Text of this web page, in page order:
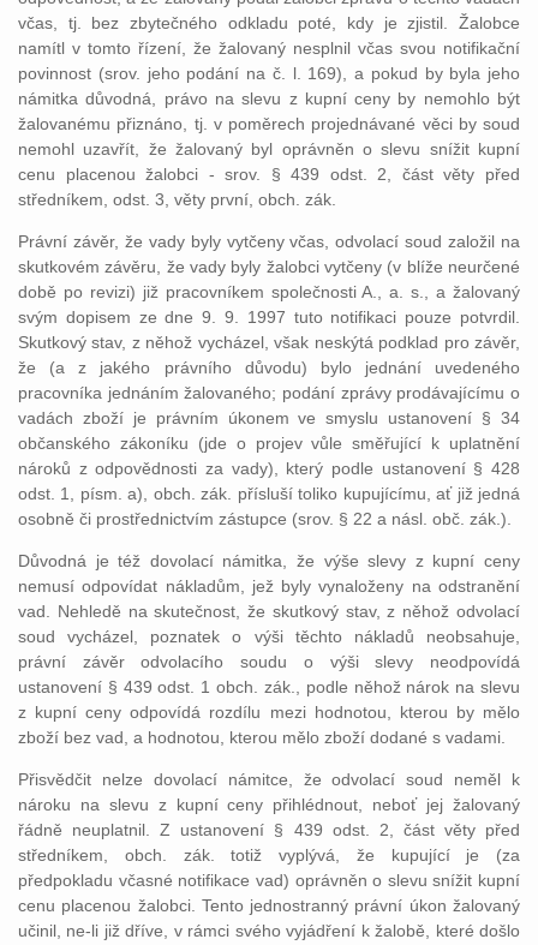
včas, tj. bez zbytečného odkladu poté, kdy je zjistil. Žalobce
namítl v tomto řízení, že žalovaný nesplnil včas svou notifikační
povinnost (srov. jeho podání na č. l. 169), a pokud by byla jeho
námitka důvodná, právo na slevu z kupní ceny by nemohlo být
žalovanému přiznáno, tj. v poměrech projednávané věci by soud
nemohl uzavřít, že žalovaný byl oprávněn o slevu snížit kupní
cenu placenou žalobci - srov. § 439 odst. 2, část věty před
středníkem, odst. 3, věty první, obch. zák.
Právní závěr, že vady byly vytčeny včas, odvolací soud založil na
skutkovém závěru, že vady byly žalobci vytčeny (v blíže neurčené
době po revizi) již pracovníkem společnosti A., a. s., a žalovaný
svým dopisem ze dne 9. 9. 1997 tuto notifikaci pouze potvrdil.
Skutkový stav, z něhož vycházel, však neskýtá podklad pro závěr,
že (a z jakého právního důvodu) bylo jednání uvedeného
pracovníka jednáním žalovaného; podání zprávy prodávajícímu o
vadách zboží je právním úkonem ve smyslu ustanovení § 34
občanského zákoníku (jde o projev vůle směřující k uplatnění
nároků z odpovědnosti za vady), který podle ustanovení § 428
odst. 1, písm. a), obch. zák. přísluší toliko kupujícímu, ať již jedná
osobně či prostřednictvím zástupce (srov. § 22 a násl. obč. zák.).
Důvodná je též dovolací námitka, že výše slevy z kupní ceny
nemusí odpovídat nákladům, jež byly vynaloženy na odstranění
vad. Nehledě na skutečnost, že skutkový stav, z něhož odvolací
soud vycházel, poznatek o výši těchto nákladů neobsahuje,
právní závěr odvolacího soudu o výši slevy neodpovídá
ustanovení § 439 odst. 1 obch. zák., podle něhož nárok na slevu
z kupní ceny odpovídá rozdílu mezi hodnotou, kterou by mělo
zboží bez vad, a hodnotou, kterou mělo zboží dodané s vadami.
Přisvědčit nelze dovolací námitce, že odvolací soud neměl k
nároku na slevu z kupní ceny přihlédnout, neboť jej žalovaný
řádně neuplatnil. Z ustanovení § 439 odst. 2, část věty před
středníkem, obch. zák. totiž vyplývá, že kupující je (za
předpokladu včasné notifikace vad) oprávněn o slevu snížit kupní
cenu placenou žalobci. Tento jednostranný právní úkon žalovaný
učinil, ne-li již dříve, v rámci svého vyjádření k žalobě, které došlo